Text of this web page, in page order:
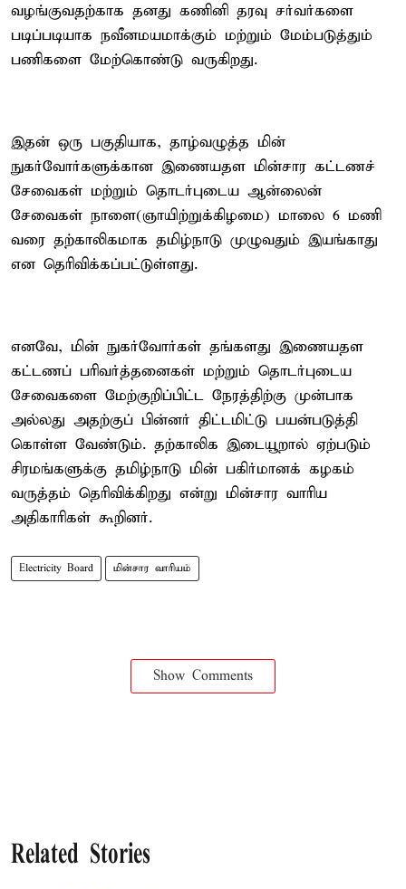
வழங்குவதற்காக தனது கணினி தரவு சர்வர்களை
படிப்படியாக நவீனமயமாக்கும் மற்றும் மேம்படுத்தும்
பணிகளை மேற்கொண்டு வருகிறது.
இதன் ஒரு பகுதியாக, தாழ்வழுத்த மின்
நுகர்வோர்களுக்கான இணையதள மின்சார கட்டணச்
சேவைகள் மற்றும் தொடர்புடைய ஆன்லைன்
சேவைகள் நாளை(ஞாயிற்றுக்கிழமை) மாலை 6 மணி
வரை தற்காலிகமாக தமிழ்நாடு முழுவதும் இயங்காது
என தெரிவிக்கப்பட்டுள்ளது.
எனவே, மின் நுகர்வோர்கள் தங்களது இணையதள
கட்டணப் பரிவர்த்தனைகள் மற்றும் தொடர்புடைய
சேவைகளை மேற்குறிப்பிட்ட நேரத்திற்கு முன்பாக
அல்லது அதற்குப் பின்னர் திட்டமிட்டு பயன்படுத்தி
கொள்ள வேண்டும். தற்காலிக இடையூறால் ஏற்படும்
சிரமங்களுக்கு தமிழ்நாடு மின் பகிர்மானக் கழகம்
வருத்தம் தெரிவிக்கிறது என்று மின்சார வாரிய
அதிகாரிகள் கூறினர்.
Electricity Board மின்சார வாரியம்
Show Comments
Related Stories